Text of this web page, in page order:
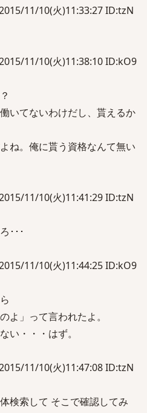
11/10(火)11:33:27 ID:tzN
11/10(火)11:38:10 ID:kO9
いてないわけだし、貰えるか
ね。俺に貰う資格なんて無い
11/10(火)11:41:29 ID:tzN
･･･
11/10(火)11:44:25 ID:kO9
よ」って言われたよ。
い・・・はず。
11/10(火)11:47:08 ID:tzN
検索して そこで確認してみ